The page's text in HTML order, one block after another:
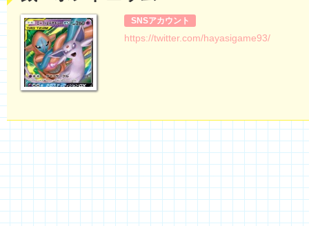
SNSアカウント
https://twitter.com/hayasigame93/